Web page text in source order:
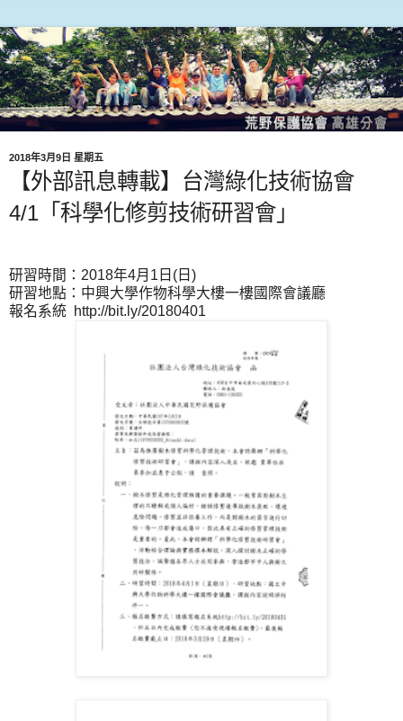
2018年3月9日 星期五
【外部訊息轉載】台灣綠化技術協會
4/1「科學化修剪技術研習會」
研習時間：2018年4月1日(日)
研習地點：中興大學作物科學大樓一樓國際會議廳
報名系統 http://bit.ly/20180401